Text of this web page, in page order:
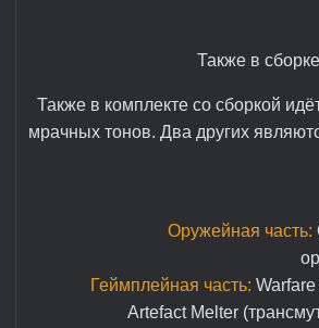
Также в
Также в комплекте со сборкой
мрачных тонов. Два других
Оружейная часть:
Геймплейная часть:
Artefact Melter